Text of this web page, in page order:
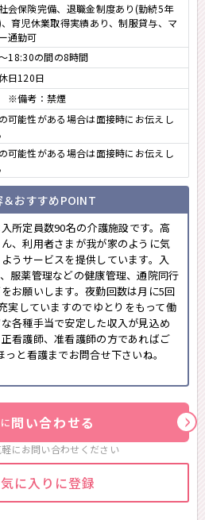
会保険完備、退職金制度あり(勤続5年
育児休業取得実績あり、制服貸与、マ
通勤可
18:30の間の8時間
日120日
※備考：禁煙
可能性がある場合は面接時にお伝えし
可能性がある場合は面接時にお伝えし
＆おすすめPOINT
所定員数90名の介護施設です。高
、利用者さまが我が家のように気
うサービスを提供しています。入
服薬管理などの健康管理、通院同行
お願いします。夜勤回数は月に5回
実していますのでゆとりをもって働
各種手当で安定した収入が見込め
看護師、准看護師の方であればご
と看護までお問合せ下さいね。
問い合わせる
にお問い合わせください
に入りに登録